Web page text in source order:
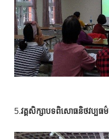
5.វគ្គសិក្សាបទពិសោធនិថវប្បធម៌